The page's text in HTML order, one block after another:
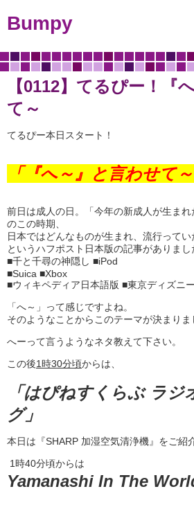
Bumpy
【0112】てるぴー！『
て～
てるぴー本日スタート！
「『へ～』と言わせて～
前日は成人の日。「今年の新成人が生ま
のこの時期、
日本ではどんなものが生まれ、流行ってい
というハフポスト日本版の記事がありまし
■千と千尋の神隠し ■iPod
■Suica ■Xbox
■ウィキペディア日本語版 ■東京ディズニ
「へ～」って感じですよね。
そのようなことからこのテーマが決まりま
へーって言うようなネタ教えて下さい。
この後1時30分頃からは、
「はぴねすくらぶ ラジ
グ」
本日は『SHARP 加湿空気清浄機』をご紹
1時40分頃からは
Yamanashi In The